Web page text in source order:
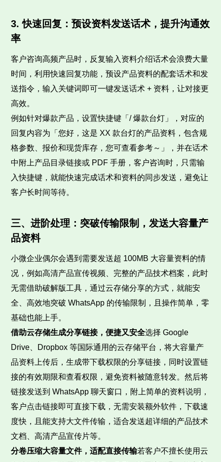
3. 快速回复：预设资料发送话术，提升沟通效
率
客户咨询高频产品时，反复输入资料介绍话术会浪费大量
时间，利用快速回复功能，预设产品资料的配套话术和发
送指令，输入关键词即可一键发送话术 + 资料，让对接更
高效。
例如针对爆款产品，设置快捷键「/ 爆款台灯」，对应的
回复内容为「您好，这是 XX 款台灯的产品资料，包含规
格参数、报价和现货库存，您可查看参考～」，并在话术
中附上产品目录链接或 PDF 手册，客户咨询时，只需输
入快捷键，就能快速完成话术和资料的同步发送，避免让
客户长时间等待。
三、进阶处理：突破传输限制，发送大容量产
品资料
小微企业偶尔会遇到需要发送超 100MB 大容量资料的情
况，例如高清产品宣传视频、完整的产品技术档案，此时
无需借助破解版工具，通过云存储分享的方式，就能安
全、高效地突破 WhatsApp 的传输限制，且操作简单，零
基础也能上手。
借助云存储生成分享链接，便捷又安全选择 Google
Drive、Dropbox 等国际通用的云存储平台，将大容量产
品资料上传后，生成带下载权限的分享链接，同时设置链
接的有效期限和查看权限，避免资料被随意转发。然后将
链接发送到 WhatsApp 聊天窗口，附上简单的资料说明，
客户点击链接即可直接下载，无需安装额外软件，下载速
度快，且能支持大文件传输，适合发送超详细的产品技术
文档、高清产品宣传片等。
分卷压缩大容量文件，适配直接传输若客户不擅长使用云